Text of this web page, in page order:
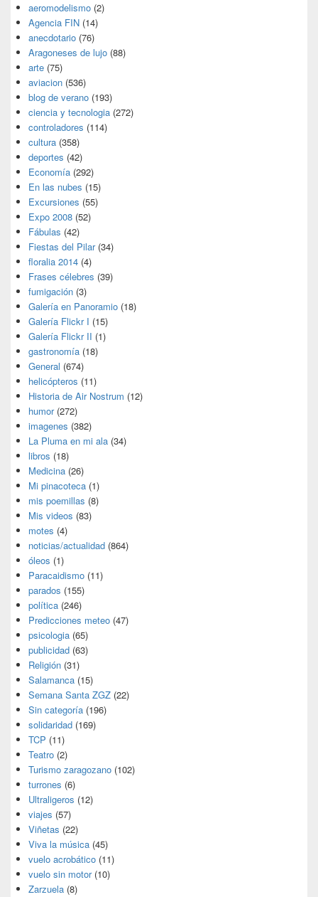
aeromodelismo (2)
Agencia FIN (14)
anecdotario (76)
Aragoneses de lujo (88)
arte (75)
aviacion (536)
blog de verano (193)
ciencia y tecnologia (272)
controladores (114)
cultura (358)
deportes (42)
Economía (292)
En las nubes (15)
Excursiones (55)
Expo 2008 (52)
Fábulas (42)
Fiestas del Pilar(34)
floralia 2014 (4)
Frases célebres (39)
fumigación (3)
Galería en Panoramio (18)
Galería Flickr I (15)
Galería Flickr II (1)
gastronomía (18)
General (674)
helicópteros (11)
Historia de Air Nostrum (12)
humor(272)
imagenes (382)
La Pluma en mi ala (34)
libros (18)
Medicina (26)
Mi pinacoteca (1)
mis poemillas (8)
Mis videos (83)
motes (4)
noticias/actualidad (864)
óleos (1)
Paracaidismo (11)
parados (155)
política (246)
Predicciones meteo (47)
psicologia (65)
publicidad (63)
Religión (31)
Salamanca (15)
Semana Santa ZGZ (22)
Sin categoría (196)
solidaridad (169)
TCP (11)
Teatro (2)
Turismo zaragozano (102)
turrones (6)
Ultraligeros (12)
viajes (57)
Viñetas (22)
Viva la música (45)
vuelo acrobático (11)
vuelo sin motor(10)
Zarzuela (8)